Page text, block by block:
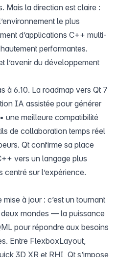
Mais la direction est claire :
le plus
d’applications C++ multi-
performantes.
l’avenir du développement
à 6.10. La roadmap vers Qt 7
IA assistée pour générer
une meilleure compatibilité
de collaboration temps réel
Qt confirme sa place
vers un langage plus
sur l’expérience.
mise à jour : c’est un tournant
mondes — la puissance
pour répondre aux besoins
Entre FlexboxLayout,
3D XR et RHI, Qt s’impose